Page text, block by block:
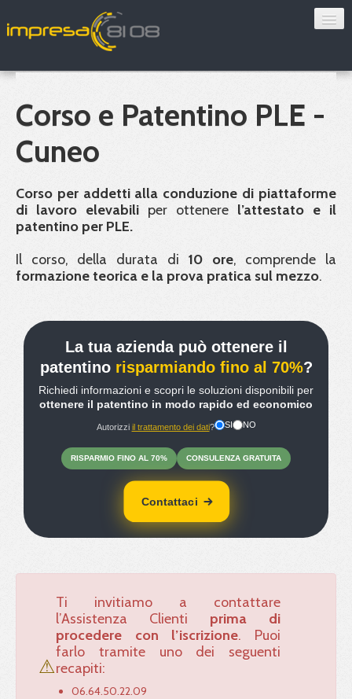
Sorveglianza sanitaria
Convenzioni
Chi siamo
Corso e Patentino PLE -
Cuneo
Corso per addetti alla conduzione di piattaforme
di lavoro elevabili per ottenere l’attestato e il
patentino per PLE.
Il corso, della durata di 10 ore, comprende la
formazione teorica e la prova pratica sul mezzo.
La tua azienda può ottenere il
patentino risparmiando fino al 70%?
Richiedi informazioni e scopri le soluzioni disponibili per
ottenere il patentino in modo rapido ed economico
Autorizzi il trattamento dei dati? SI NO
RISPARMIO FINO AL 70% CONSULENZA GRATUITA
Contattaci
⚠
Ti invitiamo a contattare
l’Assistenza Clienti prima di
procedere con l’iscrizione. Puoi
farlo tramite uno dei seguenti
recapiti:
06.64.50.22.09